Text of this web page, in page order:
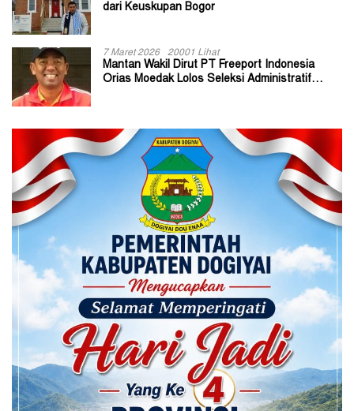
dari Keuskupan Bogor
7 Maret 2026 20001 Lihat
Mantan Wakil Dirut PT Freeport Indonesia
Orias Moedak Lolos Seleksi Administratif